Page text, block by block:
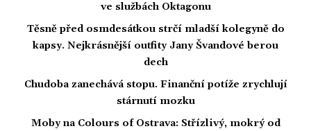
ve službách Oktagonu
Těsně před osmdesátkou strčí mladší kolegyně do
kapsy. Nejkrásnější outfity Jany Švandové berou
dech
Chudoba zanechává stopu. Finanční potíže zrychlují
stárnutí mozku
Moby na Colours of Ostrava: Střízlivý, mokrý od